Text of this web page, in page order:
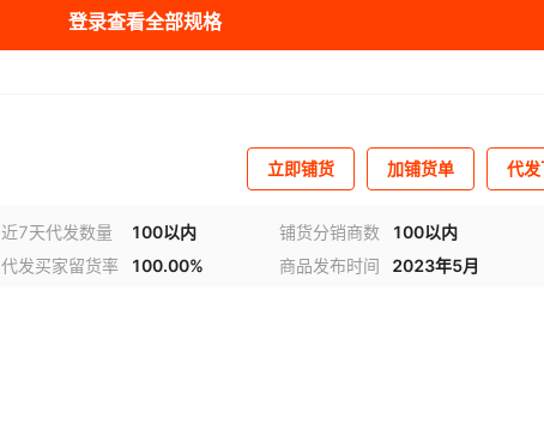
登录查看全部规格
立即铺货 加铺货单 代
近7天代发数量 100以内 铺货分销商数
100以内
代发买家留货率 100.00% 商品发布时间 2023年5月